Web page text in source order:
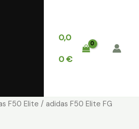
0,0
0€
F50 Elite / adidas F50 Elite FG